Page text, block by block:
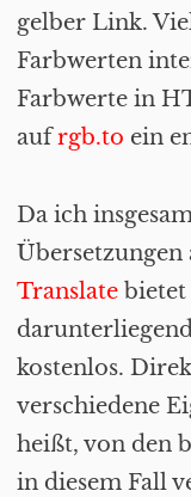
gelber Link.
Farbwerten
Farbwerte in
aufrgb.to ein
Da ich
Translate bietet
kostenlos.
verschiedene
heißt, von den
in diesem Fall